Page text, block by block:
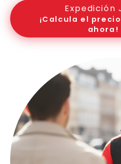
Expedición
¡Calcula el
ahora!